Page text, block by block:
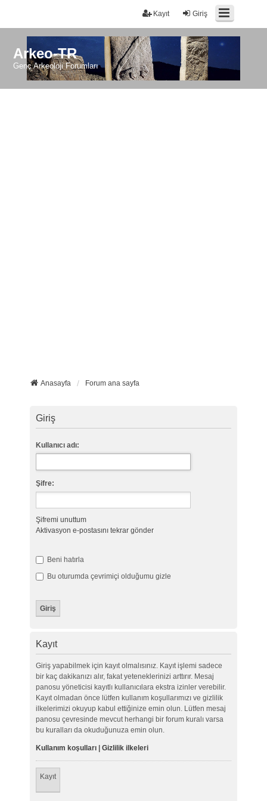
Giriş
Kayıt
Arkeo-TR
Genç Arkeoloji Forumları
Anasayfa Forum ana sayfa
Giriş
Kullanıcı adı:
Şifre:
Şifremi unuttum
Aktivasyon e-postasını tekrar gönder
Beni hatırla
Bu oturumda çevrimiçi olduğumu gizle
Kayıt
Giriş yapabilmek için kayıt olmalısınız. Kayıt işlemi sadece
bir kaç dakikanızı alır, fakat yeteneklerinizi arttırır. Mesaj
panosu yöneticisi kayıtlı kullanıcılara ekstra izinler verebilir.
Kayıt olmadan önce lütfen kullanım koşullarımızı ve gizlilik
ilkelerimizi okuyup kabul ettiğinize emin olun. Lütfen mesaj
panosu çevresinde mevcut herhangi bir forum kuralı varsa
bu kuralları da okuduğunuza emin olun.
Kullanım koşulları| Gizlilik ilkeleri
Kayıt